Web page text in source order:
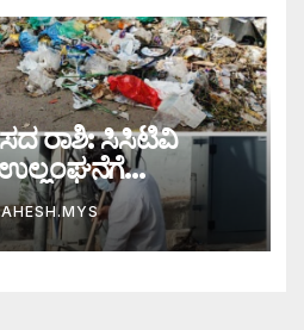
ರಾಶಿ: ಸಿಸಿಟಿವಿ